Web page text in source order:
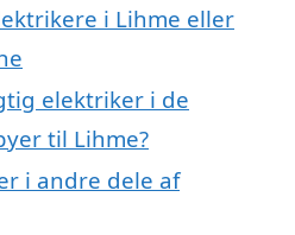
i Lihme eller
elektriker i de
til Lihme?
i andre dele af